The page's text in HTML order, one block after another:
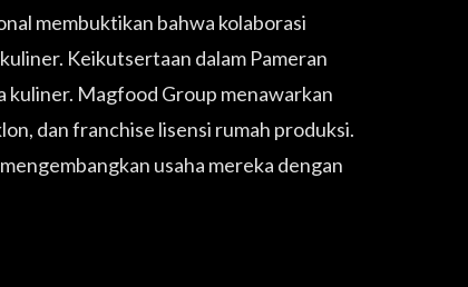
membuktikan bahwa kolaborasi
Keikutsertaan dalam Pameran
kuliner. Magfood Group menawarkan
dan franchise lisensi rumah produksi.
usaha mereka dengan